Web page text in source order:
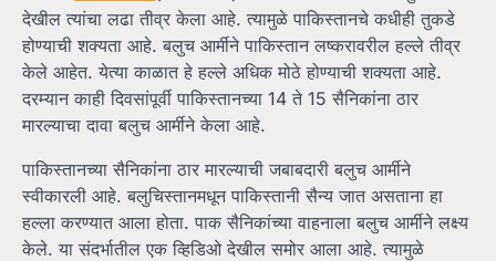
देखील त्यांचा लढा तीव्र केला आहे. त्यामुळे पाकिस्तानचे कधीही तुकडे
होण्याची शक्यता आहे. बलुच आर्मीने पाकिस्तान लष्करावरील हल्ले तीव्र
केले आहेत. येत्या काळात हे हल्ले अधिक मोठे होण्याची शक्यता आहे.
दरम्यान काही दिवसांपूर्वी पाकिस्तानच्या 14 ते 15 सैनिकांना ठार
मारल्याचा दावा बलुच आर्मीने केला आहे.
पाकिस्तानच्या सैनिकांना ठार मारल्याची जबाबदारी बलुच आर्मीने
स्वीकारली आहे. बलुचिस्तानमधून पाकिस्तानी सैन्य जात असताना हा
हल्ला करण्यात आला होता. पाक सैनिकांच्या वाहनाला बलुच आर्मीने लक्ष्य
केले. या संदर्भातील एक व्हिडिओ देखील समोर आला आहे. त्यामुळे